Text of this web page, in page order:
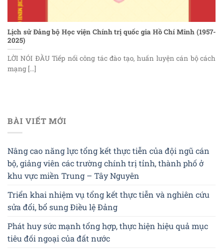
Lịch sử Đảng bộ Học viện Chính trị quốc gia Hồ Chí Minh (1957-
2025)
LỜI NÓI ĐẦU Tiếp nối công tác đào tạo, huấn luyện cán bộ cách
mạng [...]
BÀI VIẾT MỚI
Nâng cao năng lực tổng kết thực tiễn của đội ngũ cán
bộ, giảng viên các trường chính trị tỉnh, thành phố ở
khu vực miền Trung – Tây Nguyên
Triển khai nhiệm vụ tổng kết thực tiễn và nghiên cứu
sửa đổi, bổ sung Điều lệ Đảng
Phát huy sức mạnh tổng hợp, thực hiện hiệu quả mục
tiêu đối ngoại của đất nước